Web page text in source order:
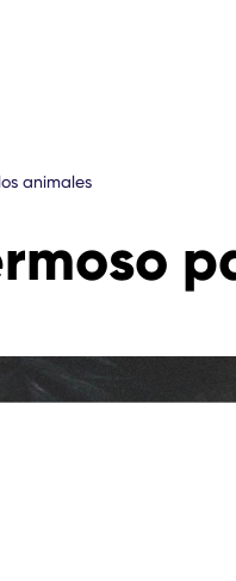
animales